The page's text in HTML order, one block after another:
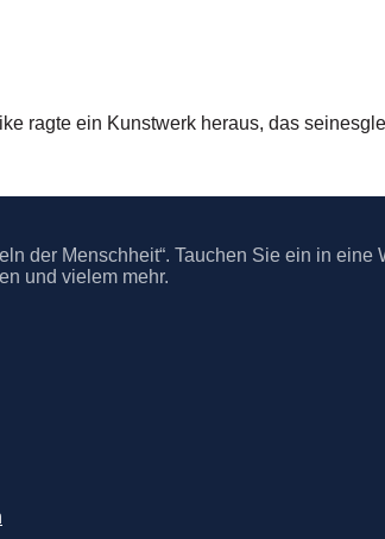
ragte ein Kunstwerk heraus, das
der Menschheit“. Tauchen Sie ein in
und vielem mehr.